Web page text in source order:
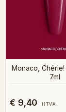
Monaco, Chérie!
7ml
€ 9,40 HTVA